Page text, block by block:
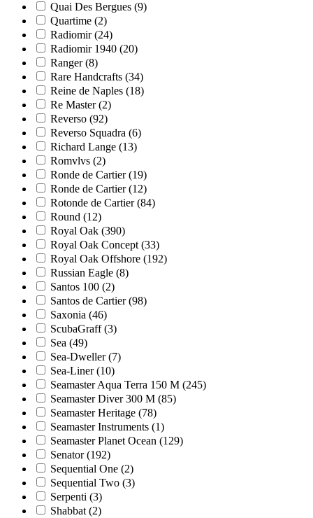
Quai Des Bergues (9)
Quartime (2)
Radiomir (24)
Radiomir 1940 (20)
Ranger (8)
Rare Handcrafts (34)
Reine de Naples (18)
Re Master (2)
Reverso (92)
Reverso Squadra (6)
Richard Lange (13)
Romvlvs (2)
Ronde de Cartier (19)
Ronde de Cartier (12)
Rotonde de Cartier (84)
Round (12)
Royal Oak (390)
Royal Oak Concept (33)
Royal Oak Offshore (192)
Russian Eagle (8)
Santos 100 (2)
Santos de Cartier (98)
Saxonia (46)
ScubaGraff (3)
Sea (49)
Sea-Dweller (7)
Sea-Liner (10)
Seamaster Aqua Terra 150 M (245)
Seamaster Diver 300 M (85)
Seamaster Heritage (78)
Seamaster Instruments (1)
Seamaster Planet Ocean (129)
Senator (192)
Sequential One (2)
Sequential Two (3)
Serpenti (3)
Shabbat (2)